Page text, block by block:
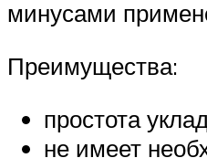
минусами
Преимущества:
простота
не имеет